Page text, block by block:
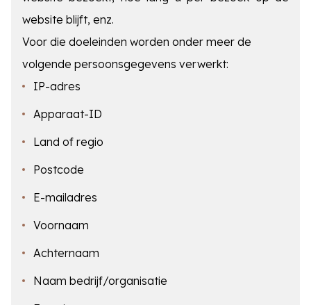
website blijft, enz.
Voor die doeleinden worden onder meer de
volgende persoonsgegevens verwerkt:
IP-adres
Apparaat-ID
Land of regio
Postcode
E-mailadres
Voornaam
Achternaam
Naam bedrijf/organisatie